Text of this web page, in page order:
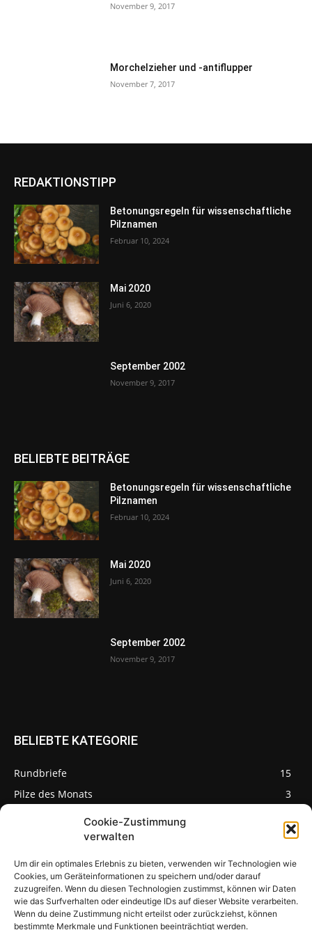
Cookie-Zustimmung
verwalten
Um dir ein optimales Erlebnis zu bieten, verwenden wir Technologien wie
Cookies, um Geräteinformationen zu speichern und/oder darauf
zuzugreifen. Wenn du diesen Technologien zustimmst, können wir Daten
wie das Surfverhalten oder eindeutige IDs auf dieser Website verarbeiten.
Wenn du deine Zustimmung nicht erteilst oder zurückziehst, können
bestimmte Merkmale und Funktionen beeinträchtigt werden.
November 9, 2017
Morchelzieher und -antiflupper
November 7, 2017
REDAKTIONSTIPP
Betonungsregeln für wissenschaftliche
Pilznamen
Februar 10, 2024
Mai 2020
Juni 6, 2020
September 2002
November 9, 2017
BELIEBTE BEITRÄGE
Betonungsregeln für wissenschaftliche
Pilznamen
Februar 10, 2024
Mai 2020
Juni 6, 2020
September 2002
November 9, 2017
BELIEBTE KATEGORIE
Rundbriefe
15
Pilze des Monats
3
Pilzseite
Seltene Pilze aus
Mainfranken und
Deutschland